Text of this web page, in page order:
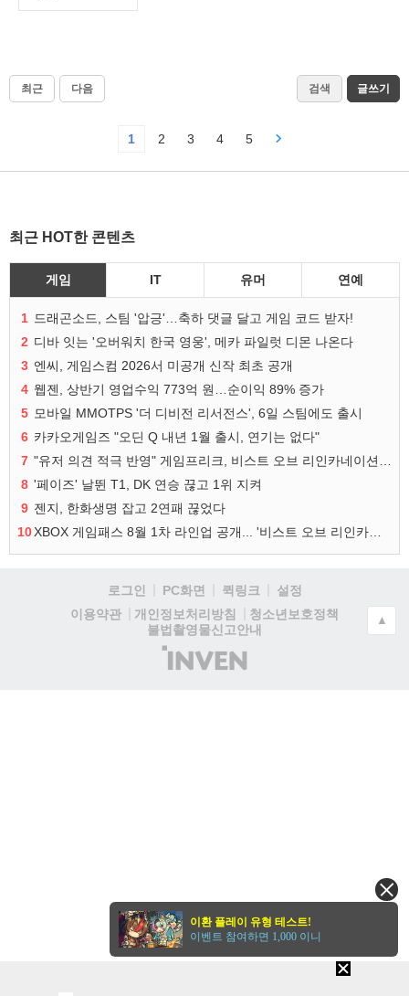
최근 다음 검색 글쓰기
1 2 3 4 5
최근 HOT한 콘텐츠
게임 IT 유머 연예
1 드래곤소드, 스팀 '압긍'…축하 댓글 달고 게임 코드 받자!
2 디바 잇는 '오버워치 한국 영웅', 메카 파일럿 디몬 나온다
3 엔씨, 게임스컴 2026서 미공개 신작 최초 공개
4 웹젠, 상반기 영업수익 773억 원…순이익 89% 증가
5 모바일 MMOTPS '더 디비전 리서전스', 6일 스팀에도 출시
6 카카오게임즈 "오딘 Q 내년 1월 출시, 연기는 없다"
7
"유저 의견 적극 반영" 게임프리크, 비스트 오브 리인카네이션 개선 나선다
8 '페이즈' 날뛴 T1, DK 연승 끊고 1위 지켜
9 젠지, 한화생명 잡고 2연패 끊었다
10
XBOX 게임패스 8월 1차 라인업 공개... '비스트 오브 리인카네이션' 즉시 합류
로그인 PC화면 퀵링크
설정
이용약관
개인정보처리방침
청소년보호정책
불법촬영물신고안내
(주)
인
▲
이환 플레이 유형 테스트!
이벤트 참여하면 1,000 이니